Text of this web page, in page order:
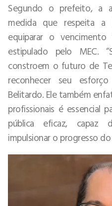
Segundo o prefeito, a
medida que respeita a
equiparar o
estipulado pelo MEC.
constroem o futuro de
reconhecer seu
Belitardo. Ele também
profissionais é essencial
pública eficaz, capaz
impulsionar o progresso